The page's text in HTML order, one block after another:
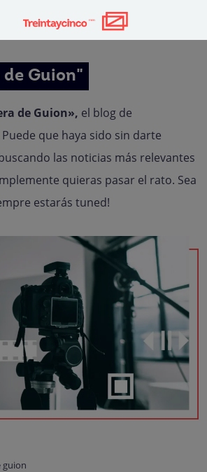
de Guion"
de Guion», el blog de
que haya sido sin darte
las noticias más relevantes
quieras pasar el rato. Sea
estarás tuned!
guion